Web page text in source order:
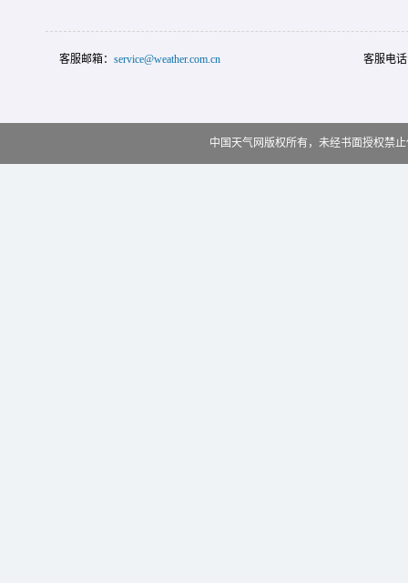
客服邮箱： service@weather.com.cn 客服电
中国天气网版权所有，未经书面授权